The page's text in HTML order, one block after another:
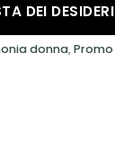
DEI DESIDERI
donna,Promo